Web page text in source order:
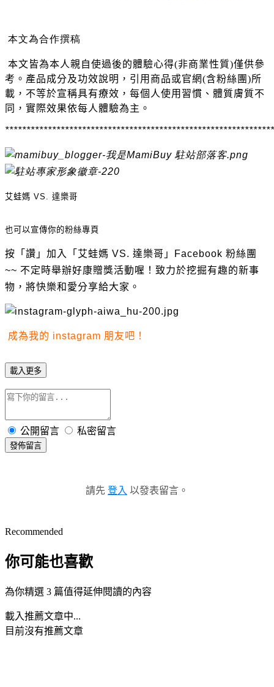
本文為合作撰稿
本文皆為本人親自使過後的體驗心得(非商業性質)僅供參
考。產品成分及功效說明，引用商品或官網(含粉絲團)所
載，不等於宣稱具有療效，每個人使用習慣、體質膚質不
同，實際效果依每人體驗為主 。
艾蛙媽 VS. 達樂哥
也可以宣傳你的粉絲專頁
按「讚」加入「艾蛙媽 VS. 達樂哥」 Facebook 粉絲團
~~ 不定時舉辦好康贈獎活動喔！ 致力於挖掘有趣的新事
物， 將快樂和愛分享給大家。
成為我的 instagram 朋友吧！
載入更多
公開留言 私密留言
發佈留言
請先 登入 以發表留言。
Recommended
你可能也喜歡
為你精選 3 篇值得延伸閱讀的內容
載入推薦文章中...
目前沒有推薦文章